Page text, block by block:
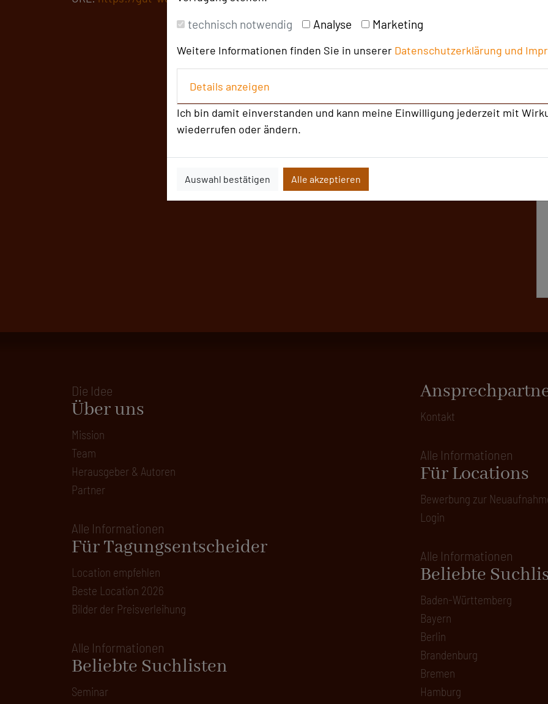
technisch notwendig Analyse Marketing
Weitere Informationen finden Sie in unserer Datenschutzerklärung und
Details anzeigen
Ich bin damit einverstanden und kann meine Einwilligung jederzeit mit
wiederrufen oder ändern.
Auswahl bestätigen Alle akzeptieren
Die Idee
Über uns
Mission
Team
Herausgeber & Autoren
Partner
Alle Informationen
Für Tagungsentscheider
Location empfehlen
Beste Location 2026
Bilder der Preisverleihung
Alle Informationen
Beliebte Suchlisten
Seminar
Kontakt
Alle Informationen
Für Locations
Bewerbung zur
Login
Alle Informationen
Beliebte
Baden-Württemberg
Bayern
Berlin
Brandenburg
Bremen
Hamburg